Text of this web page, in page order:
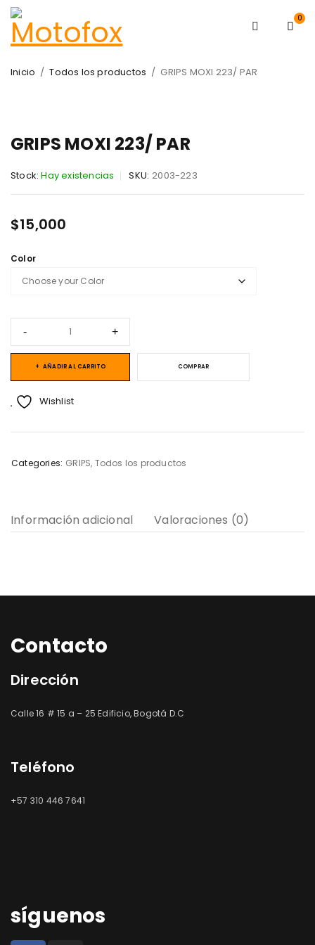
0
Inicio / Todos los productos / GRIPS MOXI 223/ PAR
GRIPS MOXI 223/ PAR
Stock: Hay existencias SKU: 2003-223
$15,000
Color
AÑADIR AL CARRITO COMPRAR
Wishlist
Categories: GRIPS, Todos los productos
Información adicional Valoraciones (0)
Contacto
Dirección
Calle 16 # 15 a – 25 Edificio, Bogotá D.C
Teléfono
+57 310 446 7641
síguenos